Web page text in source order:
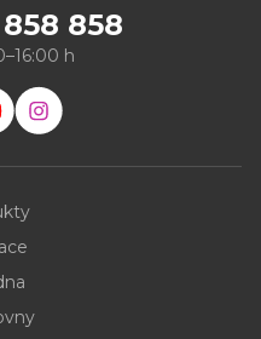
858
h